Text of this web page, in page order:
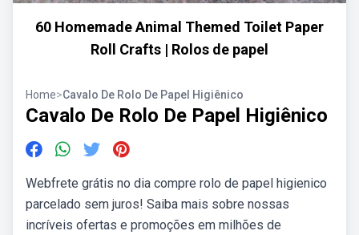
60 Homemade Animal Themed Toilet Paper
Roll Crafts | Rolos de papel
Home>Cavalo De Rolo De Papel Higiênico
Cavalo De Rolo De Papel Higiênico
Webfrete grátis no dia compre rolo de papel higienico
parcelado sem juros! Saiba mais sobre nossas
incríveis ofertas e promoções em milhões de